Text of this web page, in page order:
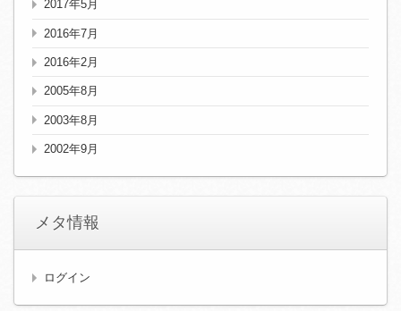
2017年5月
2016年7月
2016年2月
2005年8月
2003年8月
2002年9月
メタ情報
ログイン